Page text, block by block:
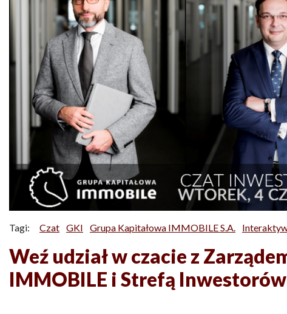
Tagi: Czat GKI Grupa Kapitałowa IMMOBILE S.A.
Weź udział w czacie z
IMMOBILE i Strefą